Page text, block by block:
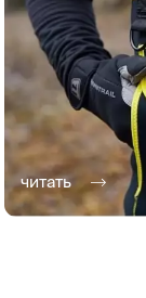
читать